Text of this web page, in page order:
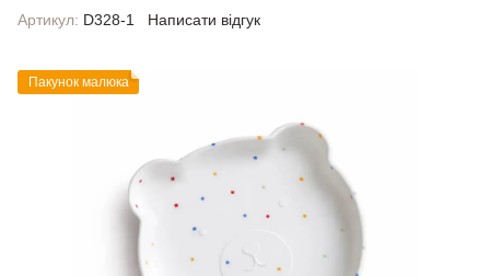
Артикул: D328-1 Написати відгук
Пакунок малюка